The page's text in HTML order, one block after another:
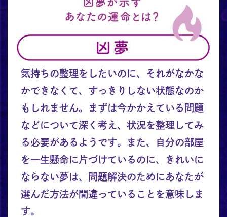
気持ちの整理をしたいのに、それがなかな
かできなくて、すっきりしない状態なのか
もしれません。まずは今かかえている問題
などについて深く考え、状況を整理してみ
る必要があるようです。また、自分の部屋
を一生懸命に片づけているのに、きれいに
ならない夢は、問題解決のためにあなたが
選んだ方法が間違っていることを意味しま
す。